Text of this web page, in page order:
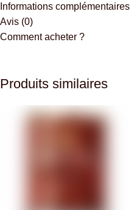
Informations complémentaires
Avis (0)
Comment acheter ?
Produits similaires